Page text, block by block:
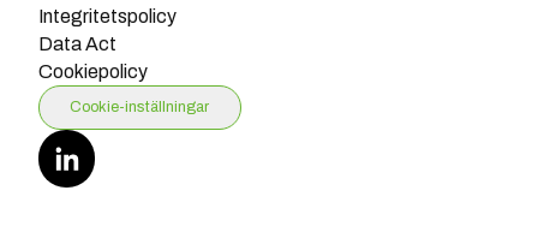
Integritetspolicy
Data Act
Cookiepolicy
Cookie-inställningar